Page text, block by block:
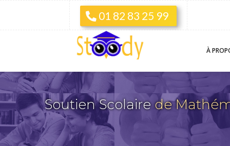
01 82 83 25 99
À
Soutien Scolairede